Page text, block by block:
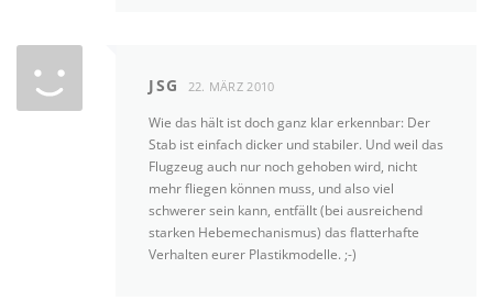
JSG 22. MÄRZ 2010
Wie das hält ist doch ganz klar erkennbar: Der
Stab ist einfach dicker und stabiler. Und weil das
Flugzeug auch nur noch gehoben wird, nicht
mehr fliegen können muss, und also viel
schwerer sein kann, entfällt (bei ausreichend
starken Hebemechanismus) das flatterhafte
Verhalten eurer Plastikmodelle. ;-)